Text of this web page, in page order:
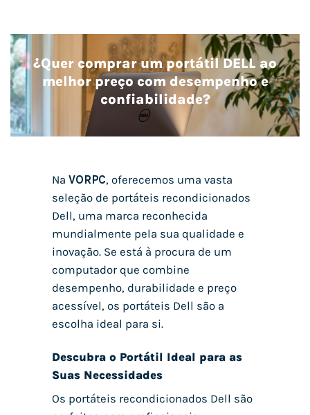
¿Quer comprar um portátil DELL ao
melhor preço com desempenho e
confiabilidade?
Na VORPC, oferecemos uma vasta
seleção de portáteis recondicionados
Dell, uma marca reconhecida
mundialmente pela sua qualidade e
inovação. Se está à procura de um
computador que combine
desempenho, durabilidade e preço
acessível, os portáteis Dell são a
escolha ideal para si.
Descubra o Portátil Ideal para as
Suas Necessidades
Os portáteis recondicionados Dell são